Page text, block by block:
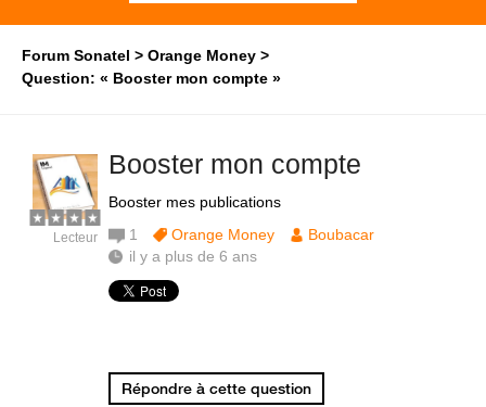
Forum Sonatel
Orange Money
Question: « Booster mon compte »
Booster mon compte
Booster mes publications
Lecteur 1 Orange Money
Boubacar
il y a plus de 6 ans
Répondre à cette question